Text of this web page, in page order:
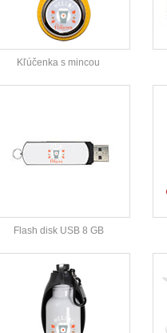
Kľúčenka s mincou
Flash disk USB 8 GB